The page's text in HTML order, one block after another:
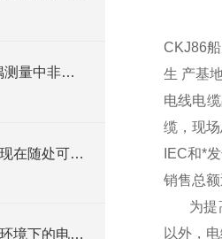
KX补偿导线是热电偶测量中非常重要的一个环节
高温电缆已经是我们现在随处可见的材料
高温电缆：工业高温环境下的电力传输“脊梁”
CKJ86
生 产基
电线电
缆，现
IEC和*
销售总
为提高
以外，